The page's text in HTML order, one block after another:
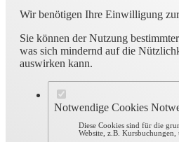
Wir benötigen Ihre Einwilligung
Sie können der Nutzung
was sich mindernd auf die
auswirken kann.
Notwendige Cookies
Diese Cookies sind für die
Website, z.B. Kursbuchungen,